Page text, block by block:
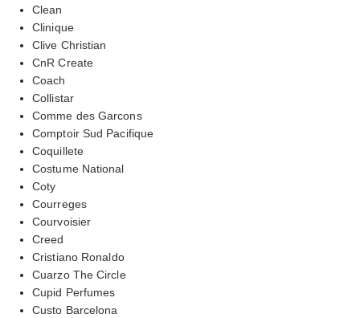
Clean
Clinique
Clive Christian
CnR Create
Coach
Collistar
Comme des Garcons
Comptoir Sud Pacifique
Coquillete
Costume National
Coty
Courreges
Courvoisier
Creed
Cristiano Ronaldo
Cuarzo The Circle
Cupid Perfumes
Custo Barcelona